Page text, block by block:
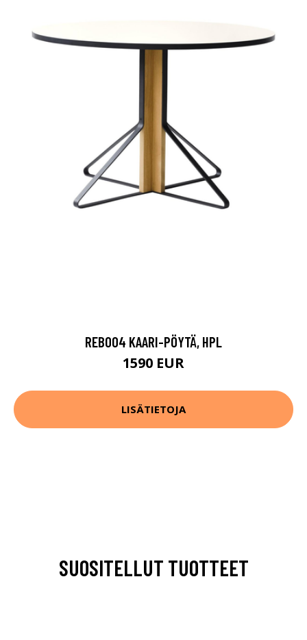
REB004 KAARI-PÖYTÄ, HPL
1590 EUR
LISÄTIETOJA
SUOSITELLUT TUOTTEET